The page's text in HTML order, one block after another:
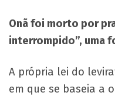
Onã foi morto por
interrompido”, uma
A própria lei do
em que se baseia a